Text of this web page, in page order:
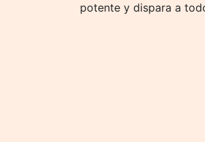
potente y dispara a